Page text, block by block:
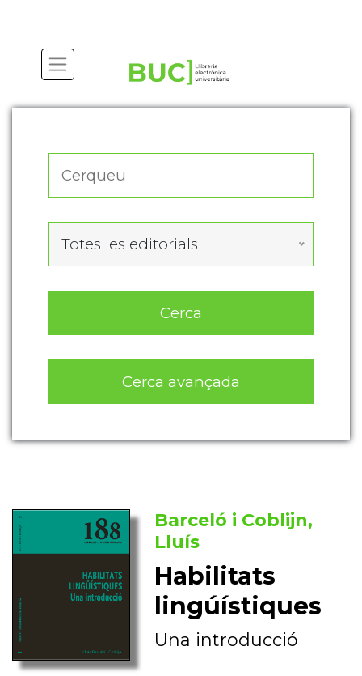
Totes les editorials
Cerca
Cerca avançada
Barceló i Coblijn,
Lluís
Habilitats
lingúístiques
Una introducció